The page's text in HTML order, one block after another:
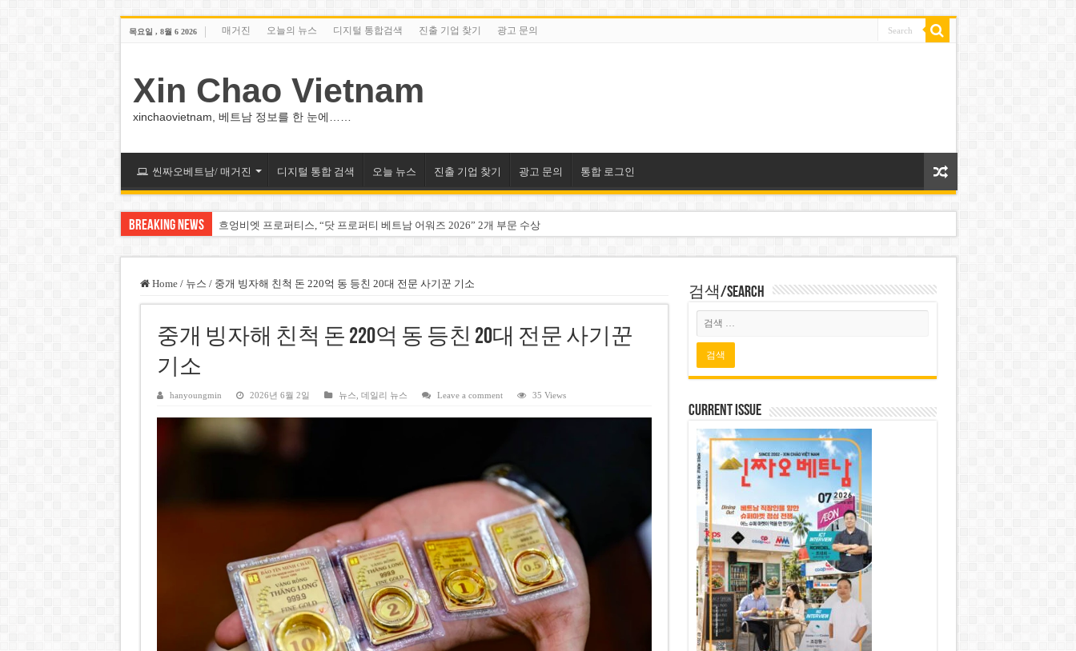
목요일 , 8월 6 2026 매거진 오늘의 뉴스 디지털 통합검색 진출 기업 찾기 광고 문의
Xin Chao Vietnam
xinchaovietnam, 베트남 정보를 한 눈에……
씬짜오베트남/ 매거진 디지털 통합 검색 오늘 뉴스 진출 기업 찾기 광고 문의 통합 로그인
Breaking News 흐엉비엣 프로퍼티스, “닷 프로퍼티 베트남 어워즈 2026” 2개 부문 수상
푸꾸옥 첫 LRT 경전철 노선 외관 공개…2027년 2분기 완공 목표
다낭 경찰, 3년 전 호이안서 덴마크 관광객 강도질한 오토바이 기사 5명 체포
베트남 애니메이션 ‘울푸’, 저작권 침해로 전 세계 인터넷서 삭제 판결
북한, 림팩 한일 주도에 ‘아태 안보위기 고착’ 반발
레알 마드리드, 비니시우스 재계약 협상 이번 주 마무리 목표
트럼프, ‘명령 불복종’ 검사장 해임 검토…리플렉팅 풀 사건 공소기각에 격노
Home / 뉴스 / 중개 빙자해 친척 돈 220억 동 등친 20대 전문 사기꾼 기소
중개 빙자해 친척 돈 220억 동 등친 20대 전문 사기꾼
기소
hanyoungmin 2026년 6월 2일 뉴스 데일리 뉴스 Leave a comment 35 Views
검색/Search
Current Issue